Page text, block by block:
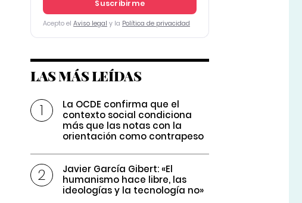
Suscribirme
Acepto el Aviso legal y la Política de privacidad
LAS MÁS LEÍDAS
La OCDE confirma que el
contexto social condiciona
más que las notas con la
orientación como contrapeso
Javier García Gibert: «El
humanismo hace libre, las
ideologías y la tecnología no»